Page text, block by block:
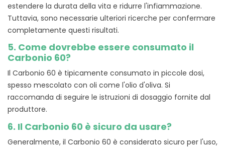
estendere la durata della vita e ridurre l'infiammazione.
Tuttavia, sono necessarie ulteriori ricerche per confermare
completamente questi risultati.
5. Come dovrebbe essere consumato il
Carbonio 60?
Il Carbonio 60 è tipicamente consumato in piccole dosi,
spesso mescolato con oli come l'olio d'oliva. Si
raccomanda di seguire le istruzioni di dosaggio fornite dal
produttore.
6. Il Carbonio 60 è sicuro da usare?
Generalmente, il Carbonio 60 è considerato sicuro per l'uso,